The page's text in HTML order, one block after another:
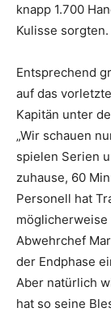
knapp 1.700
Kulisse sorgten.
Entsprechend
auf das
Kapitän unter
„Wir schauen
spielen Serien
zuhause, 60
Personell hat
möglicherweise
Abwehrchef
der Endphase
Aber natürlich
hat so seine